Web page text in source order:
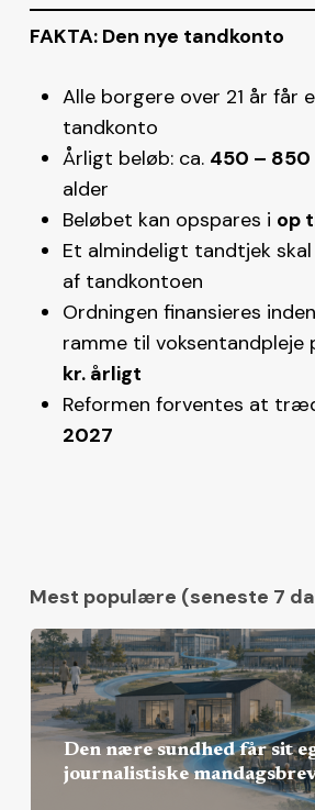
FAKTA: Den nye tandkonto
Alle borgere over 21 år får
tandkonto
Årligt beløb: ca. 450 – 850
alder
Beløbet kan opspares i op
Et almindeligt tandtjek
af tandkontoen
Ordningen finansieres
ramme til voksentandpleje
kr. årligt
Reformen forventes at
2027
Mest populære (seneste 7
Den nære sundhed får sit
journalistiske